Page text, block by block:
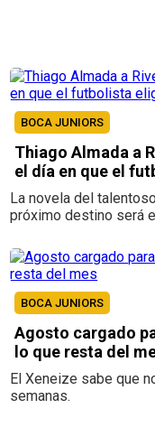
BOCA JUNIORS
Thiago Almada a
el día en que el
La novela del
próximo destino será
BOCA JUNIORS
Agosto cargado
lo que resta del
El Xeneize sabe que
semanas.